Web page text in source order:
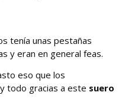
tenía unas pestañas
y eran en general feas.
eso que los
todo gracias a este suero